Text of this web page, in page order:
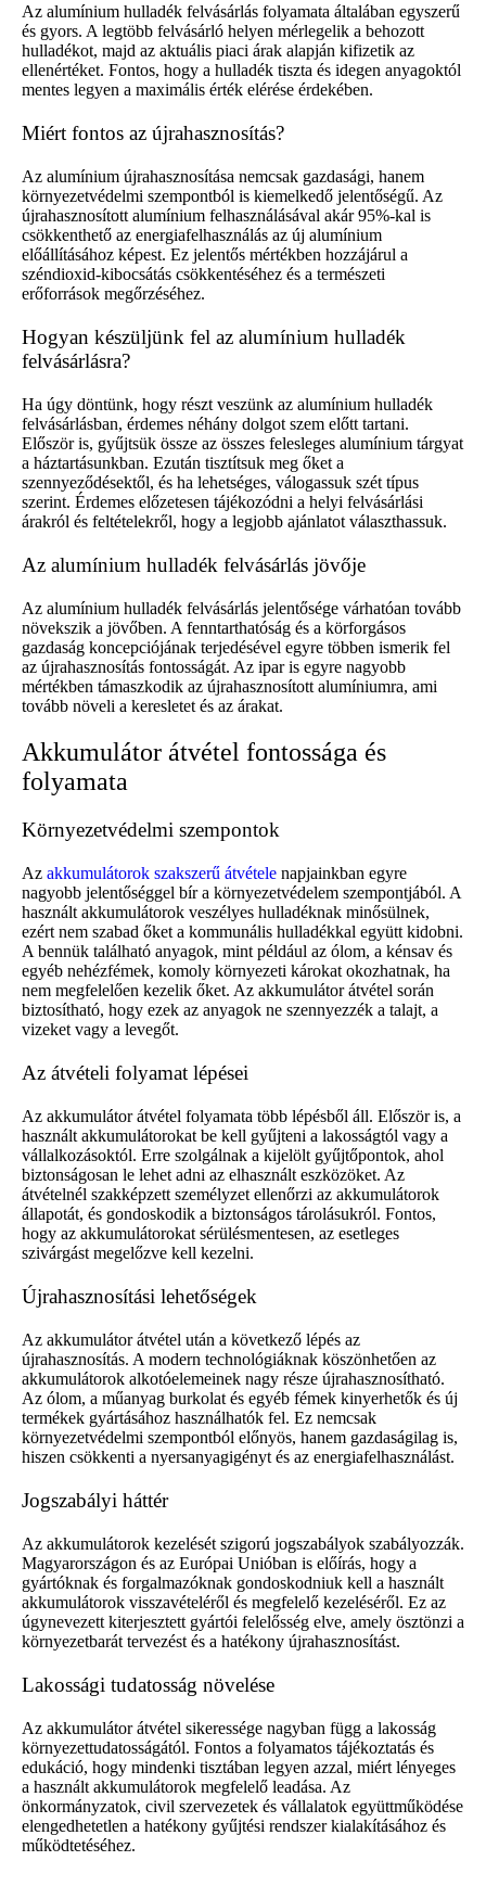
Az alumínium hulladék felvásárlás folyamata általában egyszerű
és gyors. A legtöbb felvásárló helyen mérlegelik a behozott
hulladékot, majd az aktuális piaci árak alapján kifizetik az
ellenértéket. Fontos, hogy a hulladék tiszta és idegen anyagoktól
mentes legyen a maximális érték elérése érdekében.
Miért fontos az újrahasznosítás?
Az alumínium újrahasznosítása nemcsak gazdasági, hanem
környezetvédelmi szempontból is kiemelkedő jelentőségű. Az
újrahasznosított alumínium felhasználásával akár 95%-kal is
csökkenthető az energiafelhasználás az új alumínium
előállításához képest. Ez jelentős mértékben hozzájárul a
széndioxid-kibocsátás csökkentéséhez és a természeti
erőforrások megőrzéséhez.
Hogyan készüljünk fel az alumínium hulladék
felvásárlásra?
Ha úgy döntünk, hogy részt veszünk az alumínium hulladék
felvásárlásban, érdemes néhány dolgot szem előtt tartani.
Először is, gyűjtsük össze az összes felesleges alumínium tárgyat
a háztartásunkban. Ezután tisztítsuk meg őket a
szennyeződésektől, és ha lehetséges, válogassuk szét típus
szerint. Érdemes előzetesen tájékozódni a helyi felvásárlási
árakról és feltételekről, hogy a legjobb ajánlatot választhassuk.
Az alumínium hulladék felvásárlás jövője
Az alumínium hulladék felvásárlás jelentősége várhatóan tovább
növekszik a jövőben. A fenntarthatóság és a körforgásos
gazdaság koncepciójának terjedésével egyre többen ismerik fel
az újrahasznosítás fontosságát. Az ipar is egyre nagyobb
mértékben támaszkodik az újrahasznosított alumíniumra, ami
tovább növeli a keresletet és az árakat.
Akkumulátor átvétel fontossága és
folyamata
Környezetvédelmi szempontok
Az akkumulátorok szakszerű átvétele napjainkban egyre
nagyobb jelentőséggel bír a környezetvédelem szempontjából. A
használt akkumulátorok veszélyes hulladéknak minősülnek,
ezért nem szabad őket a kommunális hulladékkal együtt kidobni.
A bennük található anyagok, mint például az ólom, a kénsav és
egyéb nehézfémek, komoly környezeti károkat okozhatnak, ha
nem megfelelően kezelik őket. Az akkumulátor átvétel során
biztosítható, hogy ezek az anyagok ne szennyezzék a talajt, a
vizeket vagy a levegőt.
Az átvételi folyamat lépései
Az akkumulátor átvétel folyamata több lépésből áll. Először is, a
használt akkumulátorokat be kell gyűjteni a lakosságtól vagy a
vállalkozásoktól. Erre szolgálnak a kijelölt gyűjtőpontok, ahol
biztonságosan le lehet adni az elhasznált eszközöket. Az
átvételnél szakképzett személyzet ellenőrzi az akkumulátorok
állapotát, és gondoskodik a biztonságos tárolásukról. Fontos,
hogy az akkumulátorokat sérülésmentesen, az esetleges
szivárgást megelőzve kell kezelni.
Újrahasznosítási lehetőségek
Az akkumulátor átvétel után a következő lépés az
újrahasznosítás. A modern technológiáknak köszönhetően az
akkumulátorok alkotóelemeinek nagy része újrahasznosítható.
Az ólom, a műanyag burkolat és egyéb fémek kinyerhetők és új
termékek gyártásához használhatók fel. Ez nemcsak
környezetvédelmi szempontból előnyös, hanem gazdaságilag is,
hiszen csökkenti a nyersanyagigényt és az energiafelhasználást.
Jogszabályi háttér
Az akkumulátorok kezelését szigorú jogszabályok szabályozzák.
Magyarországon és az Európai Unióban is előírás, hogy a
gyártóknak és forgalmazóknak gondoskodniuk kell a használt
akkumulátorok visszavételéről és megfelelő kezeléséről. Ez az
úgynevezett kiterjesztett gyártói felelősség elve, amely ösztönzi a
környezetbarát tervezést és a hatékony újrahasznosítást.
Lakossági tudatosság növelése
Az akkumulátor átvétel sikeressége nagyban függ a lakosság
környezettudatosságától. Fontos a folyamatos tájékoztatás és
edukáció, hogy mindenki tisztában legyen azzal, miért lényeges
a használt akkumulátorok megfelelő leadása. Az
önkormányzatok, civil szervezetek és vállalatok együttműködése
elengedhetetlen a hatékony gyűjtési rendszer kialakításához és
működtetéséhez.